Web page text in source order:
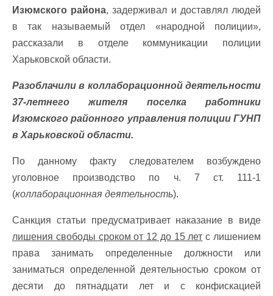
Изюмского района, задерживал и доставлял людей
в так называемый отдел «народной полиции»,
рассказали в отделе коммуникации полиции
Харьковской области.
Разоблачили в коллаборационной деятельности
37-летнего жителя поселка работники
Изюмского районного управления полиции ГУНП
в Харьковской области.
По данному факту следователем возбуждено
уголовное производство по ч. 7 ст. 111-1
(коллаборационная деятельность).
Санкция статьи предусматривает наказание в виде
лишения свободы сроком от 12 до 15 лет с лишением
права занимать определенные должности или
заниматься определенной деятельностью сроком от
десяти до пятнадцати лет и с конфискацией